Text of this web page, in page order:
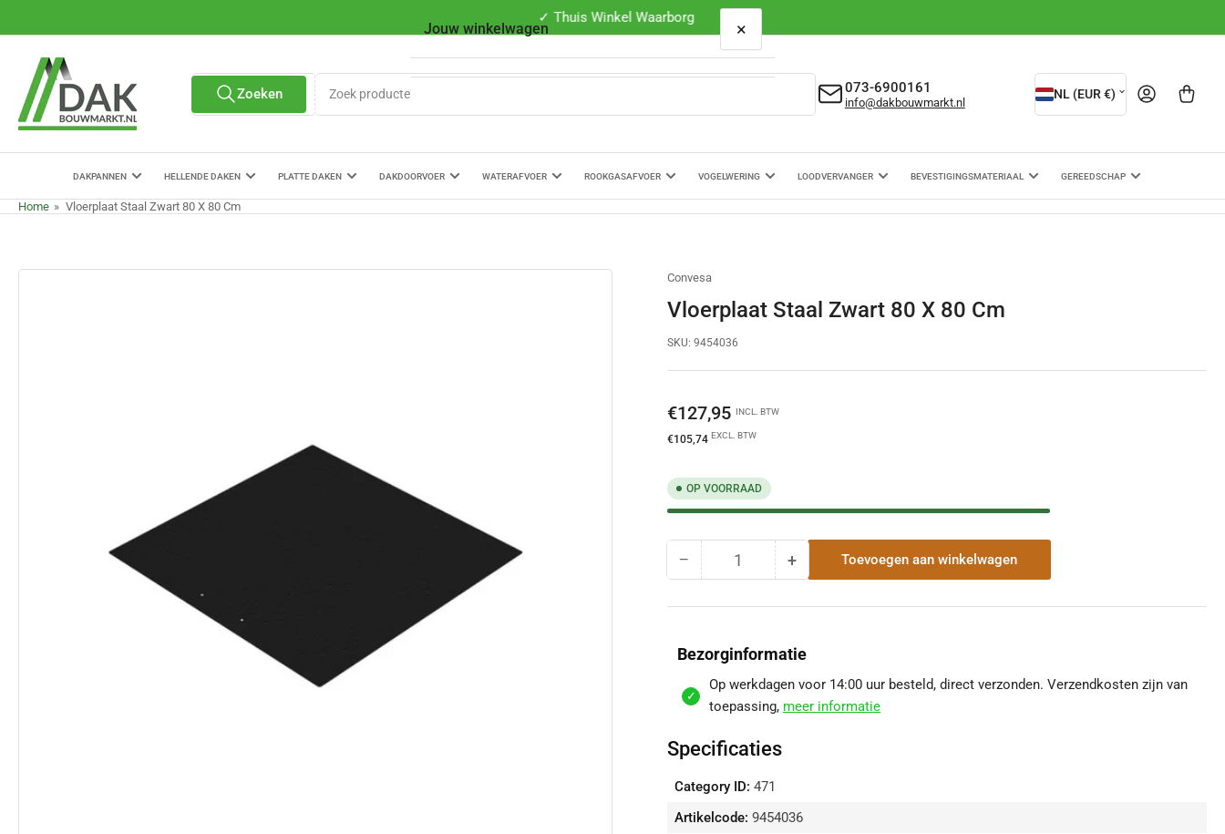
naar
content
✓ Thuis Winkel Waarborg
Alle verkopers
Zoek
productenZoeken 073-6900161
info@dakbouwmarkt.nl
L
a
d
/
NL (EUR €) Aanmelden
Mini-winkelwagen
DAKPANNEN HELLENDE DAKEN PLATTE DAKEN DAKDOORVOER WATERAFVOER ROOKGASAFVOER VOGELWERING LOODVERVANGER BEVESTIGINGSMATERIAAL GEREEDSCHAP
Home » Vloerplaat Staal Zwart 80 X 80 Cm
Convesa
Vloerplaat Staal Zwart 80 X 80 Cm
SKU: 9454036
Normale
€127,95 INCL. BTW
€105,74 EXCL. BTW
OP VOORRAAD
− Hoeveelheid
Vloerplaat
Zwart
80
X
80
verlagen
Hoeveelheid +Hoeveelheid
Vloerplaat
Zwart
80
X
80
Toevoegen aan winkelwagen
Bezorginformatie
Op werkdagen voor 14:00 uur besteld, direct verzonden. Verzendkosten zijn van
toepassing, meer informatie
Specificaties
Category ID: 471
Artikelcode: 9454036
Jouw winkelwagen ×